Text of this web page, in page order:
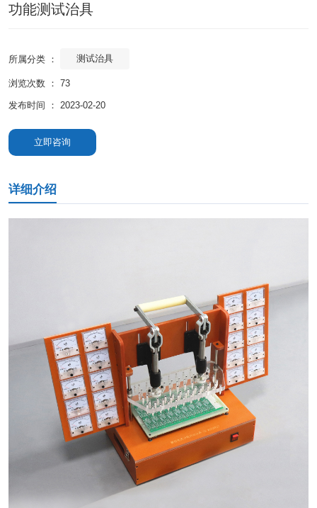
功能测试治具
所属分类 ： 测试治具
浏览次数 ： 73
发布时间 ： 2023-02-20
立即咨询
详细介绍